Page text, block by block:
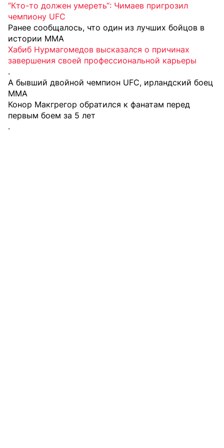
“Кто-то должен умереть“: Чимаев пригрозил
чемпиону UFC
Ранее сообщалось, что один из лучших бойцов в
истории ММА
Хабиб Нурмагомедов высказался о причинах
завершения своей профессиональной карьеры
.
А бывший двойной чемпион UFC, ирландский боец
ММА
Конор Макгрегор обратился к фанатам перед
первым боем за 5 лет
.